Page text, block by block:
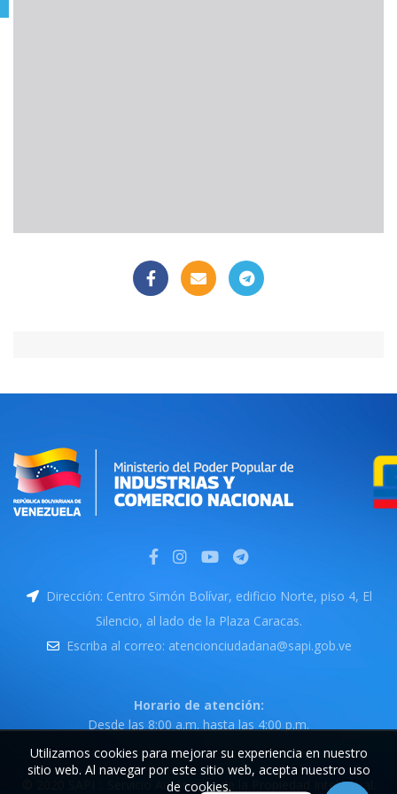
Dirección: Centro Simón Bolívar, edificio Norte, piso 4, El
Silencio, al lado de la Plaza Caracas.
Escriba al correo: atencionciudadana@sapi.gob.ve
Horario de atención:
Desde las 8:00 a.m. hasta las 4:00 p.m.
© 2020 SAPI :. Servicio Autónomo de la Propiedad Intelectual.
Utilizamos cookies para mejorar su experiencia en nuestro
sitio web. Al navegar por este sitio web, acepta nuestro uso
de cookies.